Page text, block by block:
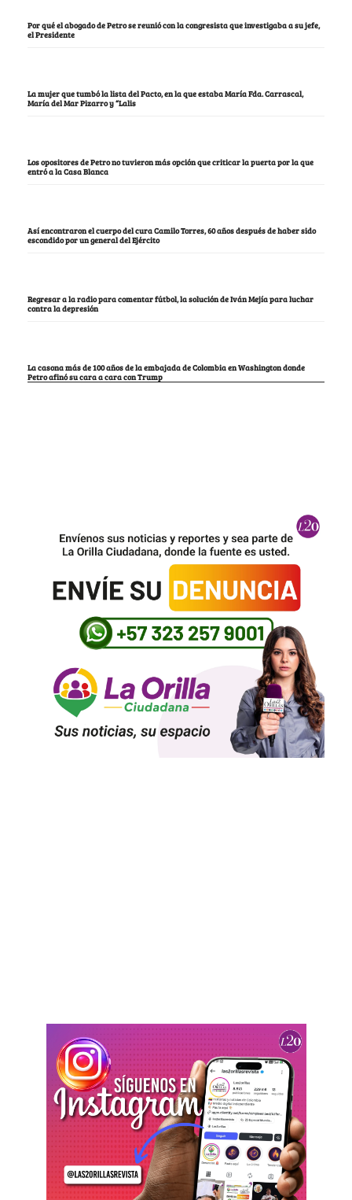
Por qué el abogado de Petro se reunió con la congresista que investigaba a su jefe,
el Presidente
La mujer que tumbó la lista del Pacto, en la que estaba María Fda. Carrascal,
María del Mar Pizarro y “Lalis
Los opositores de Petro no tuvieron más opción que criticar la puerta por la que
entró a la Casa Blanca
Así encontraron el cuerpo del cura Camilo Torres, 60 años después de haber sido
escondido por un general del Ejército
Regresar a la radio para comentar fútbol, la solución de Iván Mejía para luchar
contra la depresión
La casona más de 100 años de la embajada de Colombia en Washington donde
Petro afinó su cara a cara con Trump